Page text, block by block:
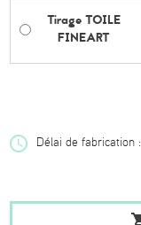
Tirage TOILE
FINEART
Délai de fabrication :